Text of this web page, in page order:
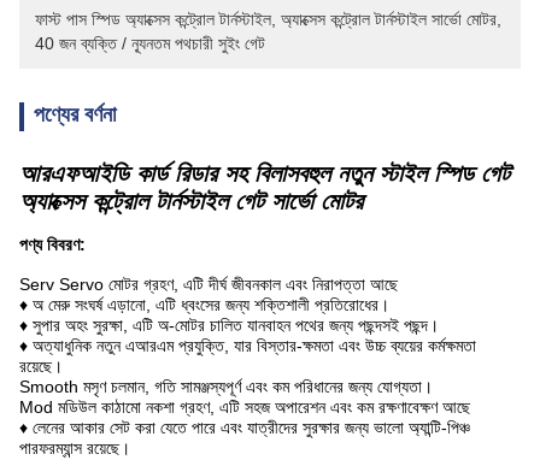
ফাস্ট পাস স্পিড অ্যাক্সেস কন্ট্রোল টার্নস্টাইল অ্যাক্সেস কন্ট্রোল টার্নস্টাইল সার্ভো মোটর
40 জন ব্যক্তি / ন্যূনতম পথচারী সুইং গেট
পণ্যের বর্ণনা
আরএফআইডি কার্ড রিডার সহ বিলাসবহুল নতুন স্টাইল স্পিড গেট
অ্যাক্সেস কন্ট্রোল টার্নস্টাইল গেট সার্ভো মোটর
পণ্য বিবরণ:
Serv Servo মোটর গ্রহণ, এটি দীর্ঘ জীবনকাল এবং নিরাপত্তা আছে
♦ অ মেরু সংঘর্ষ এড়ানো, এটি ধ্বংসের জন্য শক্তিশালী প্রতিরোধের।
♦ সুপার অহং সুরক্ষা, এটি অ-মোটর চালিত যানবাহন পথের জন্য পছন্দসই পছন্দ।
♦ অত্যাধুনিক নতুন এআরএম প্রযুক্তি, যার বিস্তার-ক্ষমতা এবং উচ্চ ব্যয়ের কর্মক্ষমতা
রয়েছে।
Smooth মসৃণ চলমান, গতি সামঞ্জস্যপূর্ণ এবং কম পরিধানের জন্য যোগ্যতা।
Mod মডিউল কাঠামো নকশা গ্রহণ, এটি সহজ অপারেশন এবং কম রক্ষণাবেক্ষণ আছে
♦ লেনের আকার সেট করা যেতে পারে এবং যাত্রীদের সুরক্ষার জন্য ভালো অ্যান্টি-পিঞ্চ
পারফরম্যান্স রয়েছে।